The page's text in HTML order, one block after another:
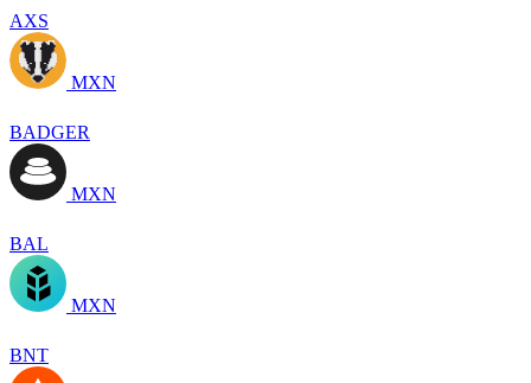
AXS
MXN
BADGER
MXN
BAL
MXN
BNT